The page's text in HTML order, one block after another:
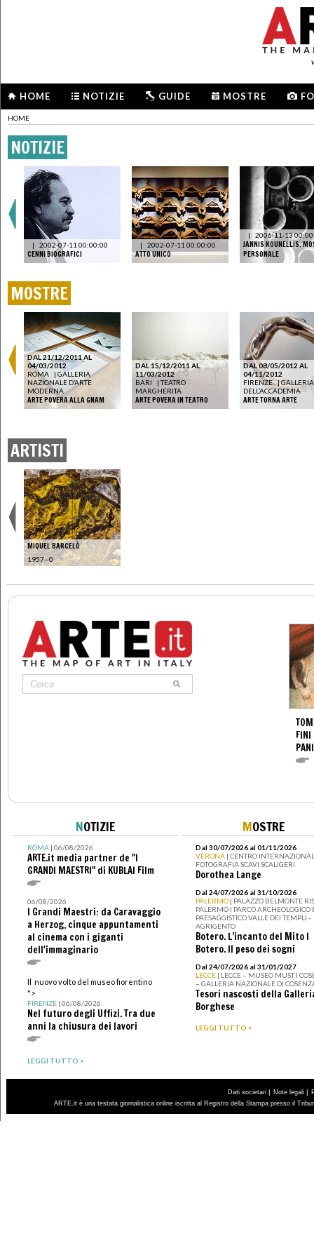
HOME NOTIZIE GUIDE MOSTRE
HOME
NOTIZIE
| 2002-07-11 00:00:00
CENNI BIOGRAFICI
| 2002-07-11 00:00:00
ATTO UNICO
| 2006-11-13
JANNIS KOUNELLIS.
PERSONALE
MOSTRE
DAL 21/12/2011 AL
04/03/2012
ROMA
| GALLERIA
NAZIONALE D’ARTE
MODERNA
ARTE POVERA ALLA GNAM
DAL 15/12/2011 AL
11/03/2012
BARI
|TEATRO
MARGHERITA
ARTE POVERA IN TEATRO
DAL 08/05/2012 AL
04/11/2012
FIRENZE |GALLERIA
DELL’ACCADEMIA
ARTE TORNA ARTE
ARTISTI
MIQUEL BARCELÒ
1957 - 0
FINI
NOTIZIE
ROMA| 06/08/2026
ARTE.it media partner de "I
GRANDI MAESTRI" di KUBLAI Film
06/08/2026
I Grandi Maestri: da Caravaggio
a Herzog, cinque appuntamenti
al cinema con i giganti
dell'immaginario
Il nuovo volto del museo fiorentino
">
FIRENZE| 06/08/2026
Nel futuro degli Uffizi. Tra due
anni la chiusura dei lavori
LEGGI TUTTO >
MOSTRE
Dal 30/07/2026 al 01/11/2026
VERONA | CENTRO
FOTOGRAFIA SCAVI SCALIGERI
Dorothea Lange
Dal 24/07/2026 al 31/10/2026
PALERMO | PALAZZO BELMONTE
PALERMO I PARCO ARCHEOLOGICO
PAESAGGISTICO VALLE DEI TEMPLI -
AGRIGENTO
Botero. L’incanto del Mito I
Botero. Il peso dei sogni
Dal 24/07/2026 al 31/01/2027
LECCE | LECCE – MUSEO MUST I
– GALLERIA NAZIONALE DI
Tesori nascosti della
Borghese
LEGGI TUTTO >
Dati societari | Note legali |
ARTE.it è una testata giornalistica online iscritta al Registro della Stampa presso il